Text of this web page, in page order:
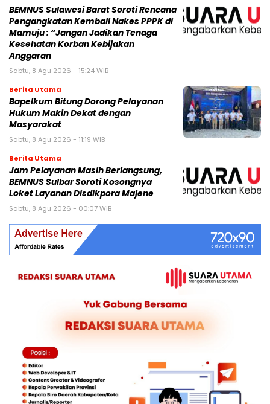
BEMNUS Sulawesi Barat Soroti Rencana
Pengangkatan Kembali Nakes PPPK di
Mamuju : “Jangan Jadikan Tenaga
Kesehatan Korban Kebijakan
Anggaran
Sabtu, 8 Agu 2026 - 15:24 WIB
Berita Utama
Bapelkum Bitung Dorong Pelayanan
Hukum Makin Dekat dengan
Masyarakat
Sabtu, 8 Agu 2026 - 11:19 WIB
Berita Utama
Jam Pelayanan Masih Berlangsung,
BEMNUS Sulbar Soroti Kosongnya
Loket Layanan Disdikpora Majene
Sabtu, 8 Agu 2026 - 00:07 WIB